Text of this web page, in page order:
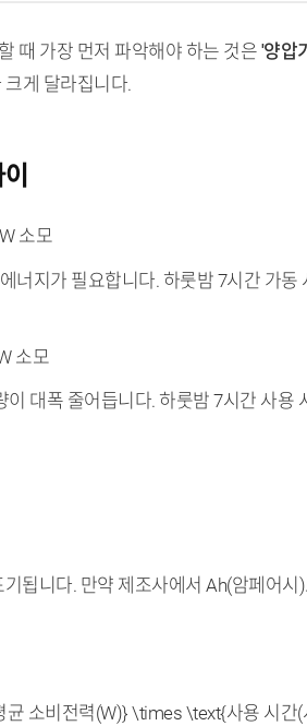
때 가장 먼저 파악해야 하는 것은 '양압
게 달라집니다.
소모
너지가 필요합니다. 하룻밤 7시간 가동
소모
대폭 줄어듭니다. 하룻밤 7시간 사용
기됩니다. 만약 제조사에서 Ah(암페어
소비전력(W)} \times \text{사용 시